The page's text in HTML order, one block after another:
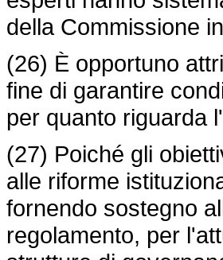
della Commissione
(26) È opportuno
fine di garantire
per quanto riguarda
(27) Poiché gli
alle riforme
fornendo sostegno
regolamento, per